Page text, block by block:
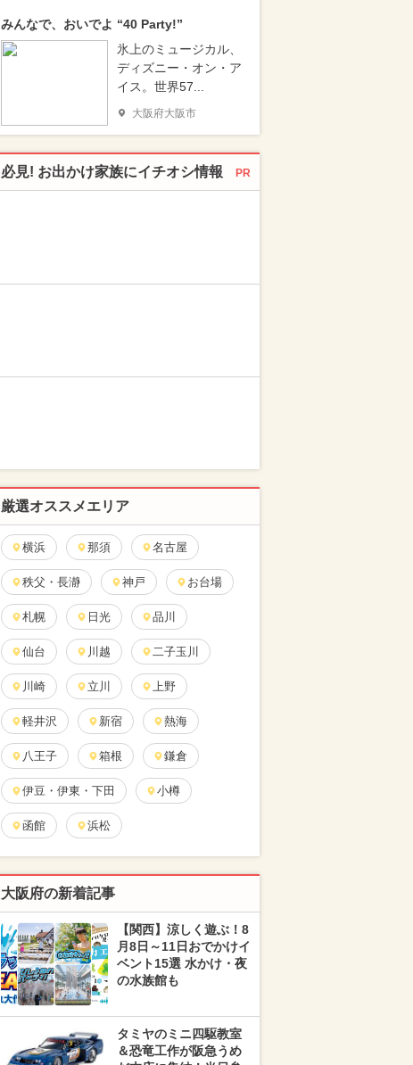
みんなで、おいでよ “40 Party!”
氷上のミュージカル、
ディズニー・オン・ア
イス。世界57...
大阪府大阪市
必見! お出かけ家族にイチオシ情報 PR
厳選オススメエリア
横浜 那須 名古屋
秩父・長瀞 神戸 お台場
札幌 日光 品川
仙台 川越 二子玉川
川崎 立川 上野
軽井沢 新宿 熱海
八王子 箱根 鎌倉
伊豆・伊東・下田 小樽
函館 浜松
大阪府の新着記事
【関西】涼しく遊ぶ！8
月8日～11日おでかけイ
ベント15選 水かけ・夜
の水族館も
タミヤのミニ四駆教室
＆恐竜工作が阪急うめ